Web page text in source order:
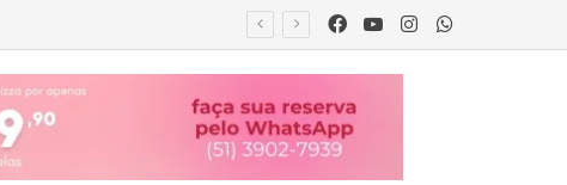
Facebook
YouTubeInstagram